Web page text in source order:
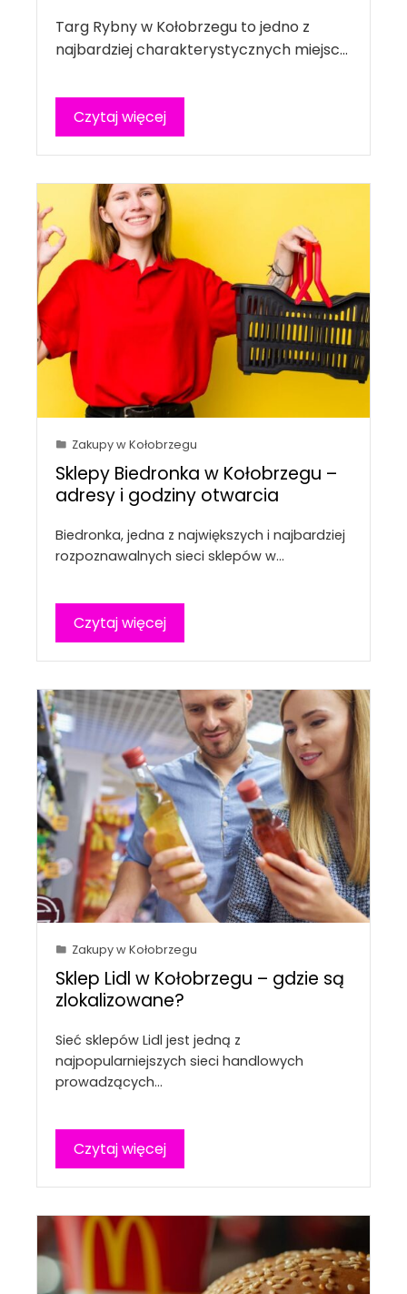
Targ Rybny w Kołobrzegu to jedno z
najbardziej charakterystycznych miejsc…
Czytaj więcej
Zakupy w Kołobrzegu
Sklepy Biedronka w Kołobrzegu –
adresy i godziny otwarcia
Biedronka, jedna z największych i najbardziej
rozpoznawalnych sieci sklepów w…
Czytaj więcej
Zakupy w Kołobrzegu
Sklep Lidl w Kołobrzegu – gdzie są
zlokalizowane?
Sieć sklepów Lidl jest jedną z
najpopularniejszych sieci handlowych
prowadzących…
Czytaj więcej